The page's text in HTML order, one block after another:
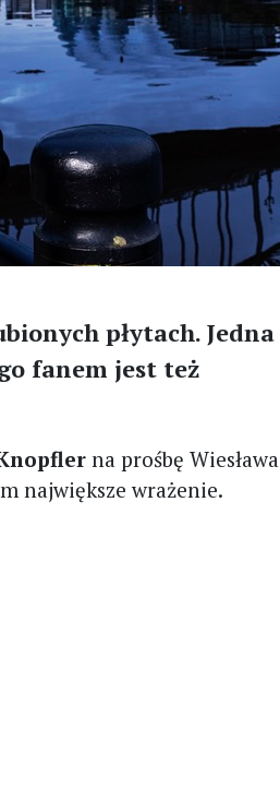
płytach. Jedna
fanem jest też
na prośbę Wiesława
największe wrażenie.